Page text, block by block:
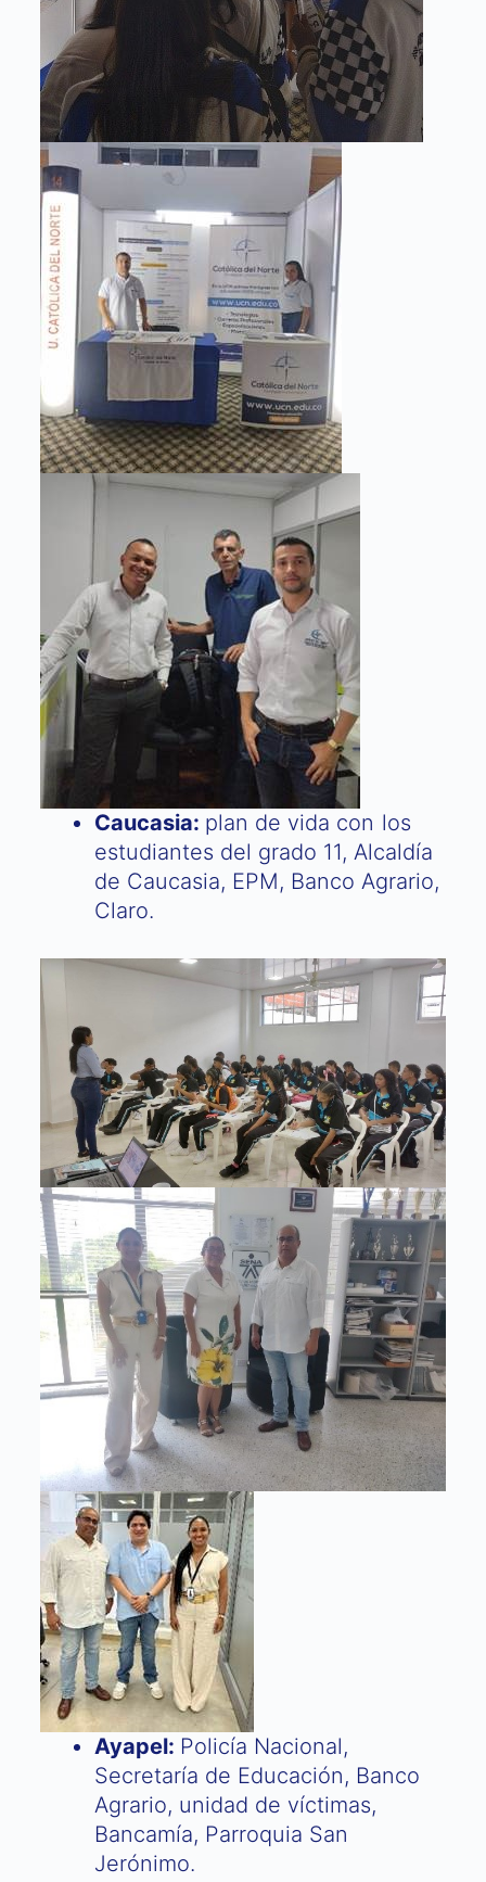
Caucasia: plan de vida con los
estudiantes del grado 11, Alcaldía
de Caucasia, EPM, Banco Agrario,
Claro.
Ayapel: Policía Nacional,
Secretaría de Educación, Banco
Agrario, unidad de víctimas,
Bancamía, Parroquia San
Jerónimo.